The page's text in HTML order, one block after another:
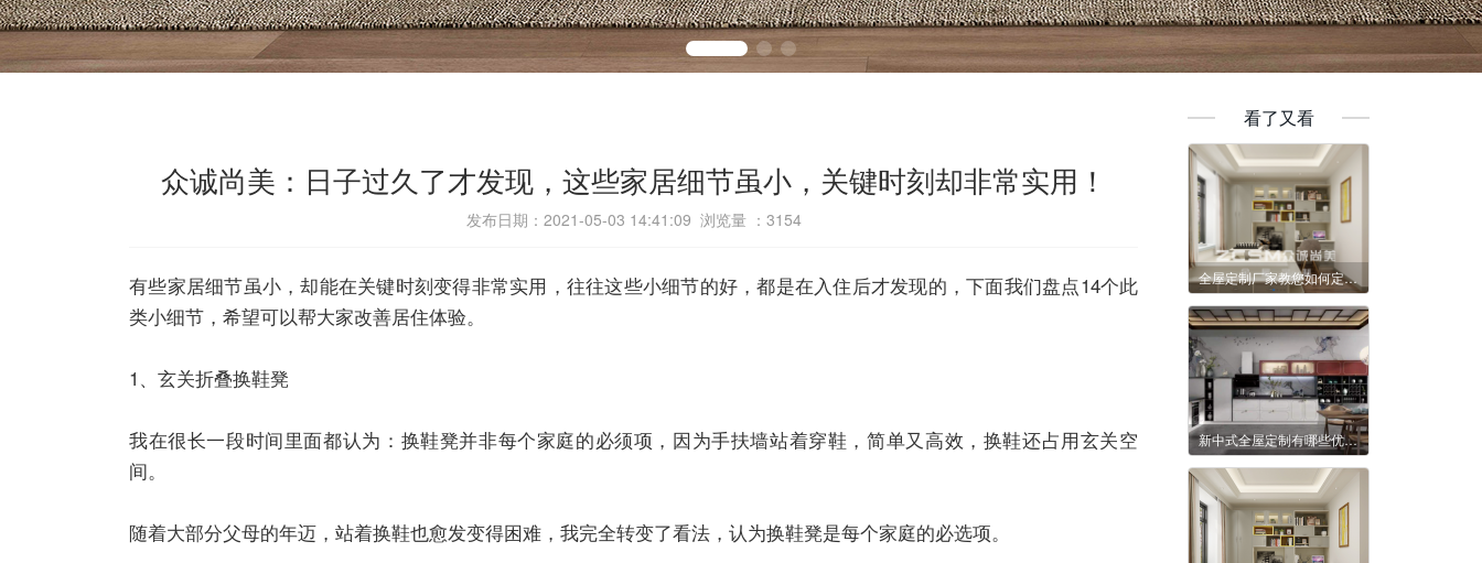
众诚尚美：日子过久了才发现，这些家居细节虽小，关键时刻却非常实用！
发布日期：2021-05-03 14:41:09 浏览量 ： 3154
有些家居细节虽小，却能在关键时刻变得非常实用，往往这些小细节的好，都是在入住后才发现的，下面我们盘点14个此
类小细节，希望可以帮大家改善居住体验。
1、玄关折叠换鞋凳
我在很长一段时间里面都认为：换鞋凳并非每个家庭的必须项，因为手扶墙站着穿鞋，简单又高效，换鞋还占用玄关空
间。
随着大部分父母的年迈，站着换鞋也愈发变得困难，我完全转变了看法，认为换鞋凳是每个家庭的必选项。
看了又看
全屋定制厂家教您如何定制家具
新中式全屋定制有哪些优势？